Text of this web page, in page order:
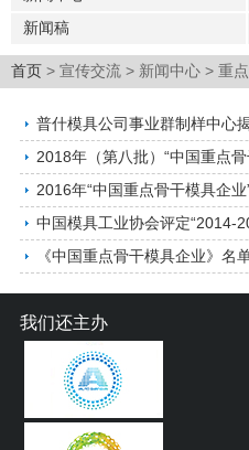
新闻稿
首页 > 宣传交流 > 新闻中心 > 重
普什模具公司事业群制样中心揭牌成立，
2018年（第八批）“中国重点骨干模
2016年“中国重点骨干模具企业
中国模具工业协会评定“2014-2016 年
《中国重点骨干模具企业》名
我们还主办